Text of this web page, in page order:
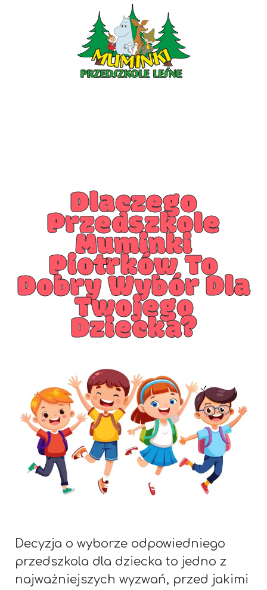
PRZEDSZKOLE PIOTRKÓW
PRZEDSZKOLE KLESZCZÓW
Dlaczego
Przedszkole
Muminki
Piotrków To
Dobry Wybór Dla
Twojego
Dziecka?
Decyzja o wyborze odpowiedniego
przedszkola dla dziecka to jedno z
najważniejszych wyzwań, przed jakimi